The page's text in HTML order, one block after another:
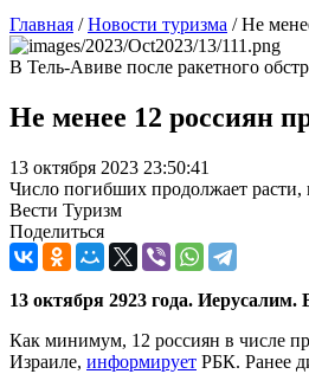
Главная /Новости туризма /Не
В Тель-Авиве после ракетного
Не менее 12 россиян
13 октября 2023 23:50:41
Число погибших продолжает расти,
Вести Туризм
Поделиться
13 октября 2923 года. Иерусалим.
Как минимум, 12 россиян в числе
Израиле, информирует РБК. Ранее